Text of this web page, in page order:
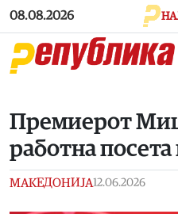
Skip to main content
08.08.2026
Премиерот
работна
МАКЕДОНИЈА12.06.2026